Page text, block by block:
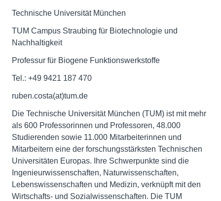
Technische Universität München
TUM Campus Straubing für Biotechnologie und
Nachhaltigkeit
Professur für Biogene Funktionswerkstoffe
Tel.: +49 9421 187 470
ruben.costa(at)tum.de
Die Technische Universität München (TUM) ist mit mehr
als 600 Professorinnen und Professoren, 48.000
Studierenden sowie 11.000 Mitarbeiterinnen und
Mitarbeitern eine der forschungsstärksten Technischen
Universitäten Europas. Ihre Schwerpunkte sind die
Ingenieurwissenschaften, Naturwissenschaften,
Lebenswissenschaften und Medizin, verknüpft mit den
Wirtschafts- und Sozialwissenschaften. Die TUM